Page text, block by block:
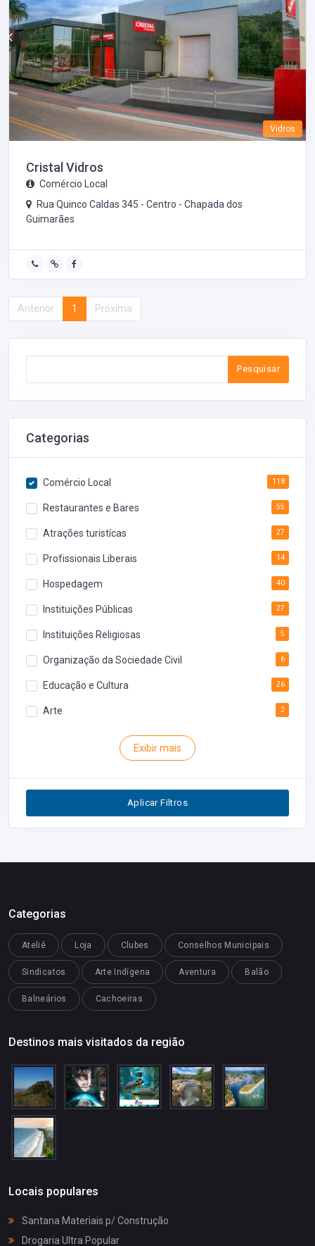
Vidros
Cristal Vidros
Comércio Local
Rua Quinco Caldas 345 - Centro - Chapada dos
Guimarães
Anterior 1 Próxima
Pesquisar
Categorias
Comércio Local 118
Restaurantes e Bares 55
Atrações turistícas 27
Profissionais Liberais 14
Hospedagem 40
Instituições Públicas 27
Instituições Religiosas 5
Organização da Sociedade Civil 6
Educação e Cultura 26
Arte 2
Exibir mais
Aplicar Filtros
Categorias
Ateliê Loja Clubes Conselhos Municipais
Sindicatos Arte Indígena Aventura Balão
Balneários Cachoeiras
Destinos mais visitados da região
Locais populares
Santana Materiais p/ Construção
Drogaria Ultra Popular